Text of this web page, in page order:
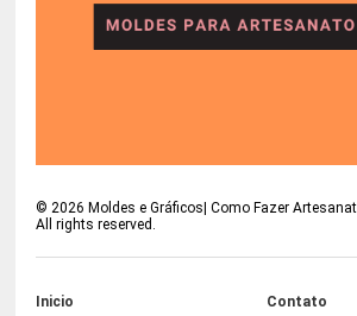
© 2026 Moldes e Gráficos| Como Fazer
All rights reserved.
Inicio Contato